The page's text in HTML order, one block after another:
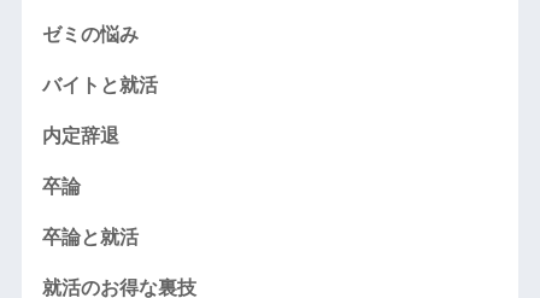
ゼミの悩み
バイトと就活
内定辞退
卒論
卒論と就活
就活のお得な裏技